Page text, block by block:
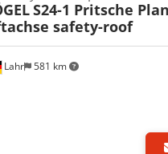
Lahr 581 km
S24-1 Pritsche
safety-roof